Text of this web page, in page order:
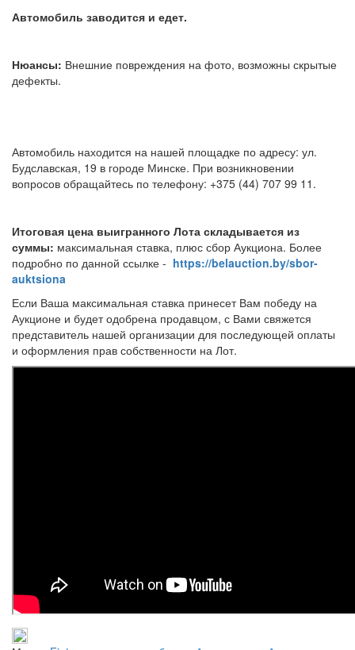
Автомобиль заводится и едет.
Нюансы: Внешние повреждения на фото, возможны скрытые
дефекты.
Автомобиль находится на нашей площадке по адресу: ул.
Будславская, 19 в городе Минске. При возникновении
вопросов обращайтесь по телефону: +375 (44) 707 99 11.
Итоговая цена выигранного Лота складывается из
суммы: максимальная ставка, плюс сбор Аукциона. Более
подробно по данной ссылке - https://belauction.by/sbor-
auktsiona
Если Ваша максимальная ставка принесет Вам победу на
Аукционе и будет одобрена продавцом, с Вами свяжется
представитель нашей организации для последующей оплаты
и оформления прав собственности на Лот.